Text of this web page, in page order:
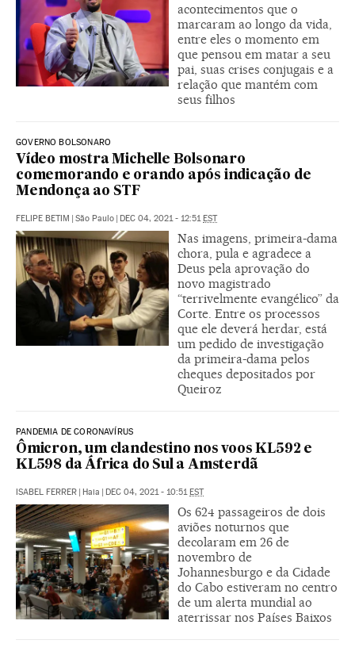
acontecimentos que o
marcaram ao longo da vida,
entre eles o momento em
que pensou em matar a seu
pai, suas crises conjugais e a
relação que mantém com
seus filhos
GOVERNO BOLSONARO
Vídeo mostra Michelle Bolsonaro
comemorando e orando após indicação de
Mendonça ao STF
FELIPE BETIM São Paulo DEC 04, 2021 - 12:51 EST
Nas imagens, primeira-dama
chora, pula e agradece a
Deus pela aprovação do
novo magistrado
“terrivelmente evangélico” da
Corte. Entre os processos
que ele deverá herdar, está
um pedido de investigação
da primeira-dama pelos
cheques depositados por
Queiroz
PANDEMIA DE CORONAVÍRUS
Ômicron, um clandestino nos voos KL592 e
KL598 da África do Sul a Amsterdã
ISABEL FERRER Haia DEC 04, 2021 - 10:51 EST
Os 624 passageiros de dois
aviões noturnos que
decolaram em 26 de
novembro de
Johannesburgo e da Cidade
do Cabo estiveram no centro
de um alerta mundial ao
aterrissar nos Países Baixos